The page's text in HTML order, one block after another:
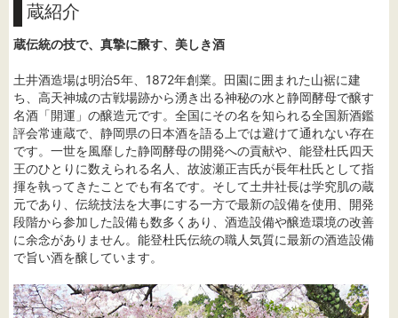
蔵紹介
蔵伝統の技で、真摯に醸す、美しき酒
土井酒造場は明治5年、1872年創業。田園に囲まれた山裾に建
ち、高天神城の古戦場跡から湧き出る神秘の水と静岡酵母で醸す
名酒「開運」の醸造元です。全国にその名を知られる全国新酒鑑
評会常連蔵で、静岡県の日本酒を語る上では避けて通れない存在
です。一世を風靡した静岡酵母の開発への貢献や、能登杜氏四天
王のひとりに数えられる名人、故波瀬正吉氏が長年杜氏として指
揮を執ってきたことでも有名です。そして土井社長は学究肌の蔵
元であり、伝統技法を大事にする一方で最新の設備を使用、開発
段階から参加した設備も数多くあり、酒造設備や醸造環境の改善
に余念がありません。能登杜氏伝統の職人気質に最新の酒造設備
で旨い酒を醸しています。